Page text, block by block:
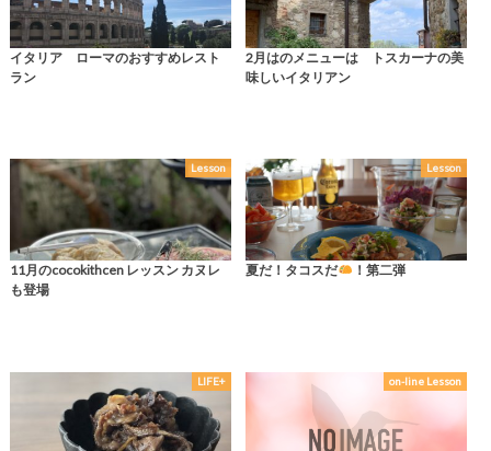
イタリア ローマのおすすめレスト
ラン
2月はのメニューは トスカーナの美
味しいイタリアン
Lesson
11月のcocokithcen レッスン カヌレ
も登場
Lesson
夏だ！タコスだ ！第二弾
LIFE+ on-line Lesson